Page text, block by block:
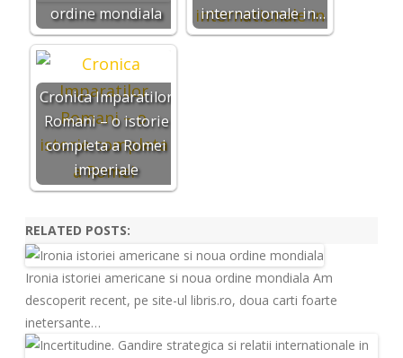
ordine mondiala
internationale in…
Cronica Imparatilor
Romani – o istorie
completa a Romei
imperiale
RELATED POSTS:
Ironia istoriei americane si noua ordine mondiala Am
descoperit recent, pe site-ul libris.ro, doua carti foarte
inetersante…